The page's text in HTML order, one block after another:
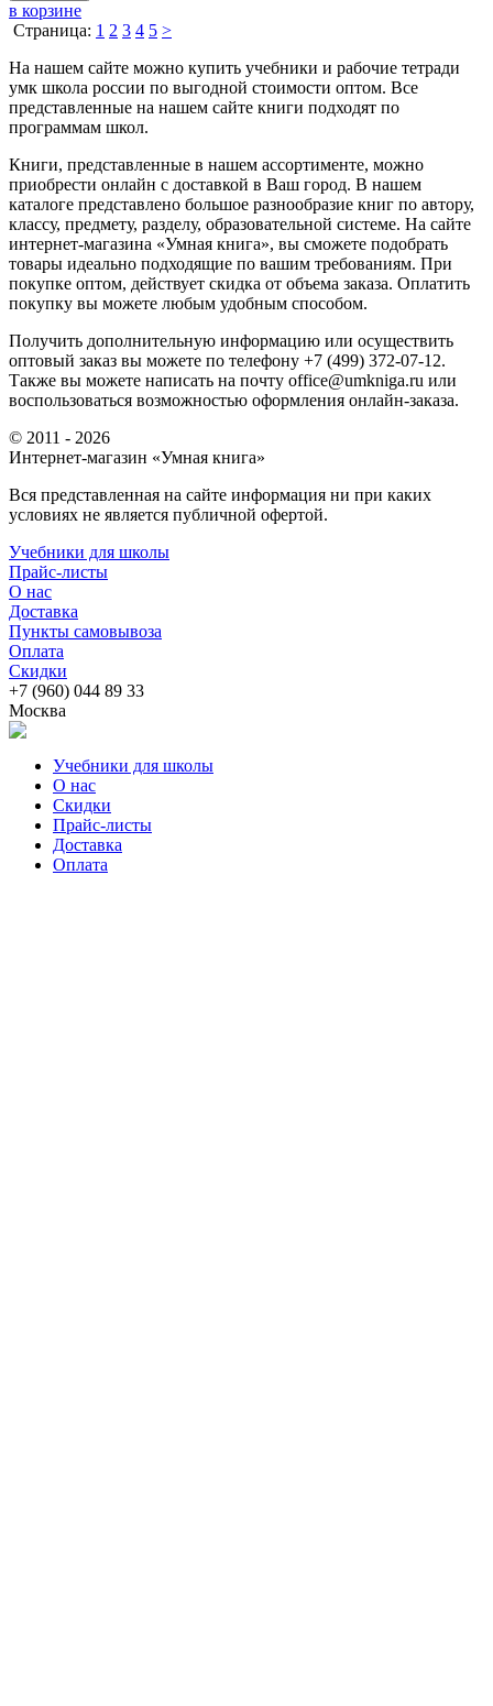
в корзине
Страница: 1 2 3 4 5 >
На нашем сайте можно купить учебники и рабочие тетради
умк школа россии по выгодной стоимости оптом. Все
представленные на нашем сайте книги подходят по
программам школ.
Книги, представленные в нашем ассортименте, можно
приобрести онлайн с доставкой в Ваш город. В нашем
каталоге представлено большое разнообразие книг по автору,
классу, предмету, разделу, образовательной системе. На сайте
интернет-магазина «Умная книга», вы сможете подобрать
товары идеально подходящие по вашим требованиям. При
покупке оптом, действует скидка от объема заказа. Оплатить
покупку вы можете любым удобным способом.
Получить дополнительную информацию или осуществить
оптовый заказ вы можете по телефону +7 (499) 372-07-12.
Также вы можете написать на почту office@umkniga.ru или
воспользоваться возможностью оформления онлайн-заказа.
© 2011 - 2026
Интернет-магазин «Умная книга»
Вся представленная на сайте информация ни при каких
условиях не является публичной офертой.
Учебники для школы
Прайс-листы
О нас
Доставка
Пункты самовывоза
Оплата
Скидки
+7 (960) 044 89 33
Москва
Учебники для школы
О нас
Скидки
Прайс-листы
Доставка
Оплата